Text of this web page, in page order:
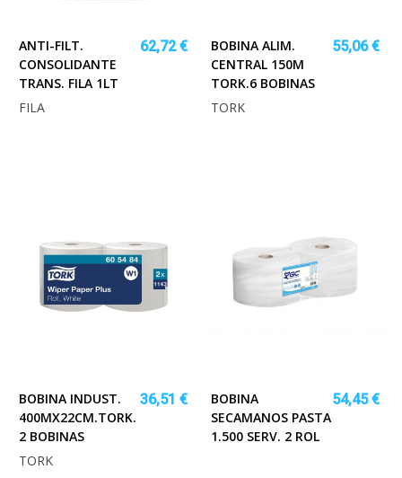
ANTI-FILT.
CONSOLIDANTE
TRANS. FILA 1LT
62,72 €
FILA
BOBINA ALIM.
CENTRAL 150M
TORK.6 BOBINAS
55,06 €
TORK
BOBINA INDUST.
400MX22CM.TORK.
2 BOBINAS
36,51 €
TORK
BOBINA
SECAMANOS PASTA
1.500 SERV. 2 ROL
54,45 €